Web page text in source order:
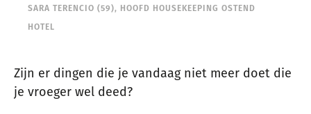
SARA TERENCIO (59), HOOFD HOUSEKEEPING OSTEND
HOTEL
Zijn er dingen die je vandaag niet meer doet die
je vroeger wel deed?